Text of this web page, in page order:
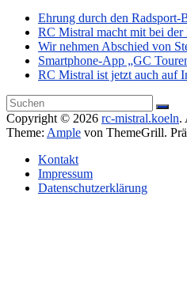
Ehrung durch den Radsport-
RC Mistral macht mit bei
Wir nehmen Abschied von
Smartphone-App „GC
RC Mistral ist jetzt auch auf
Copyright © 2026 rc-mistral.koeln.
Theme: Ample von ThemeGrill.
Kontakt
Impressum
Datenschutzerklärung